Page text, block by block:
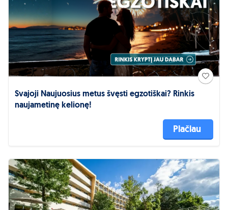
Svajoji Naujuosius metus švęsti egzotiškai? Rinkis
naujametinę kelionę!
Plačiau